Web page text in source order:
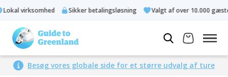
virksomhed Sikker betalingsløsning Valgt af over 10.000 gæster
Besøg vores globale side for et større udvalg af ture